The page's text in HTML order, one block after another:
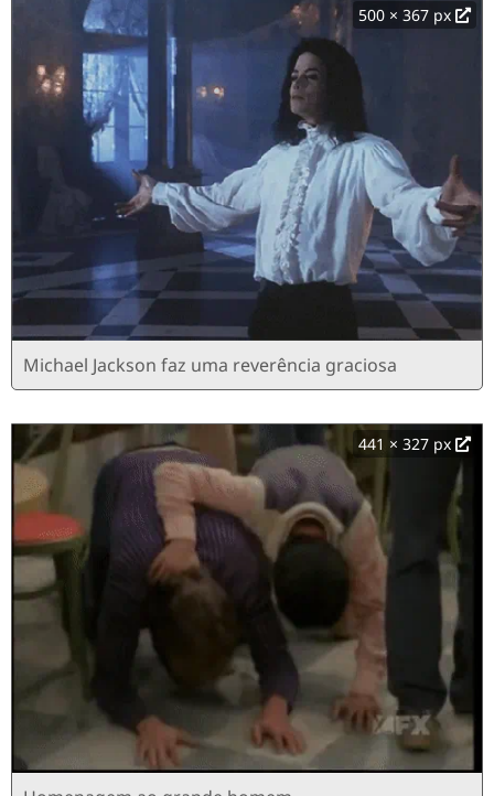
500 × 367 px
Michael Jackson faz uma reverência graciosa
441 × 327 px